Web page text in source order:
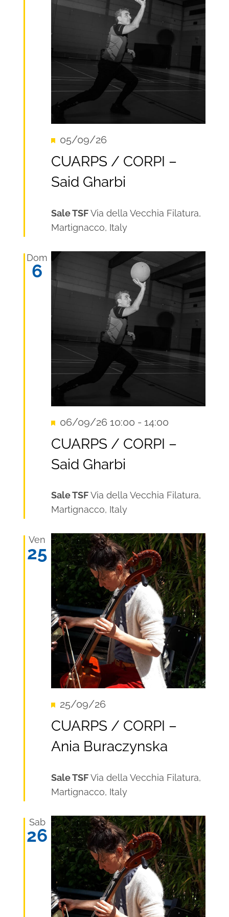
Segnalati
05/09/26
CUARPS / CORPI –
Said Gharbi
Sale TSFVia della Vecchia Filatura,
Martignacco, Italy
Dom
6
Segnalati
06/09/26 10:00 - 14:00
CUARPS / CORPI –
Said Gharbi
Sale TSFVia della Vecchia Filatura,
Martignacco, Italy
Ven
25
Segnalati
25/09/26
CUARPS / CORPI –
Ania Buraczynska
Sale TSFVia della Vecchia Filatura,
Martignacco, Italy
Sab
26